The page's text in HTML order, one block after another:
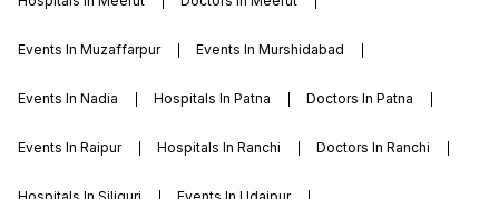
Events In Muzaffarpur Events In Murshidabad
Events In Nadia Hospitals In Patna Doctors In Patna
Events In Raipur Hospitals In Ranchi Doctors In Ranchi